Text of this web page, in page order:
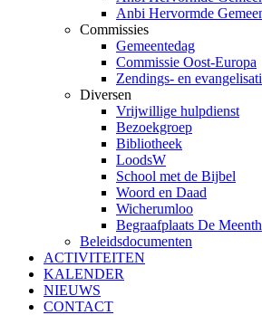
Anbi Hervormde
Commissies
Gemeentedag
Commissie Oost-Europa
Zendings- en
Diversen
Vrijwillige hulpdienst
Bezoekgroep
Bibliotheek
LoodsW
School met de Bijbel
Woord en Daad
Wicherumloo
Begraafplaats De
Beleidsdocumenten
ACTIVITEITEN
KALENDER
NIEUWS
CONTACT